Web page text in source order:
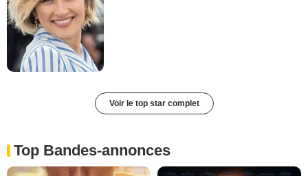
Voir le top star complet
Top Bandes-annonces